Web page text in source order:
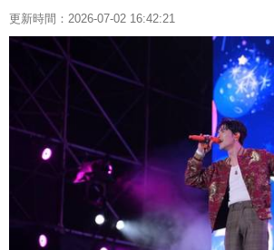
更新時間：2026-07-02 16:42:21